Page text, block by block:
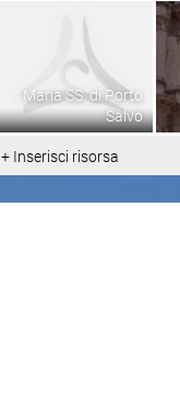
Maria SS. di Porto
Salvo
+ Inserisci risorsa